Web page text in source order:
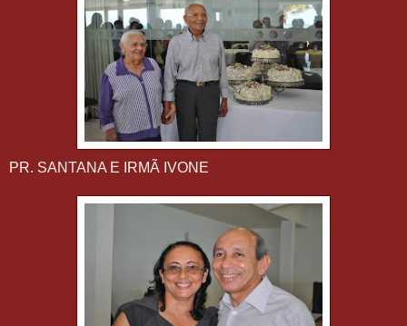
PR. SANTANA E IRMÃ IVONE